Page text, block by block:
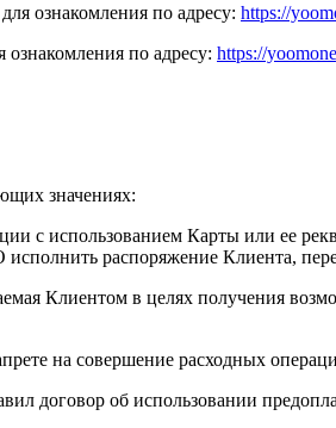
ознакомления по адресу: https://
по адресу: https://
значениях:
с использованием Карты или ее
распоряжение Клиента,
Клиентом в целях получения
на совершение расходных
об использовании